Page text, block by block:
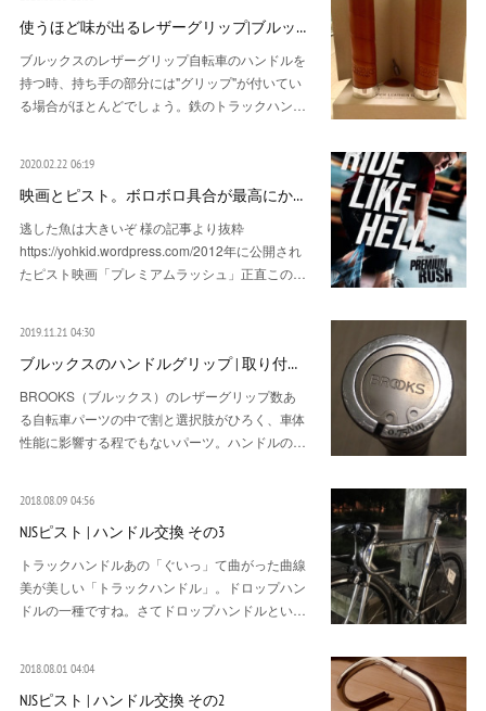
使うほど味が出るレザーグリップ|ブルッ…
ブルックスのレザーグリップ自転車のハンドルを
持つ時、持ち手の部分には"グリップ"が付いてい
る場合がほとんどでしょう。鉄のトラックハン…
2020.02.22 06:19
映画とピスト。ボロボロ具合が最高にか…
逃した魚は大きいぞ 様の記事より抜粋
https://yohkid.wordpress.com/2012年に公開され
たピスト映画「プレミアムラッシュ」正直この…
2019.11.21 04:30
ブルックスのハンドルグリップ | 取り付…
BROOKS（ブルックス）のレザーグリップ数あ
る自転車パーツの中で割と選択肢がひろく、車体
性能に影響する程でもないパーツ。ハンドルの…
2018.08.09 04:56
NJSピスト | ハンドル交換 その3
トラックハンドルあの「ぐいっ」て曲がった曲線
美が美しい「トラックハンドル」。ドロップハン
ドルの一種ですね。さてドロップハンドルとい…
2018.08.01 04:04
NJSピスト | ハンドル交換 その2